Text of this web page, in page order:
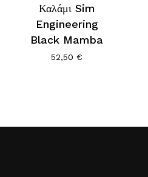
Καλάμι Sim
Engineering
Black Mamba
52,50€